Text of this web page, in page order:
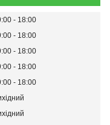
18:00
18:00
18:00
18:00
18:00